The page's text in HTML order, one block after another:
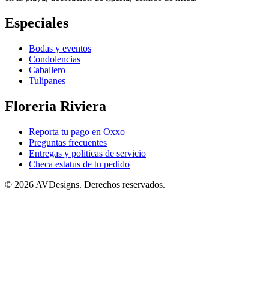
Especiales
Bodas y eventos
Condolencias
Caballero
Tulipanes
Floreria Riviera
Reporta tu pago en Oxxo
Preguntas frecuentes
Entregas y politicas de servicio
Checa estatus de tu pedido
© 2026 AVDesigns. Derechos reservados.